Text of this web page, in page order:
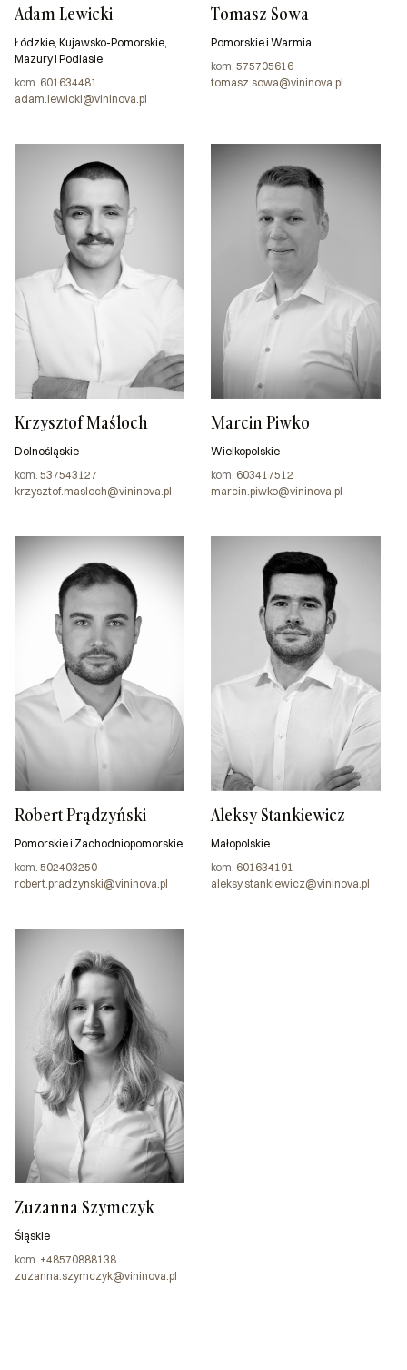
Adam Lewicki
Łódzkie, Kujawsko-Pomorskie,
Mazury i Podlasie
kom. 601634481
adam.lewicki@vininova.pl
Tomasz Sowa
Pomorskie i Warmia
kom. 575705616
tomasz.sowa@vininova.pl
Krzysztof Maśloch
Dolnośląskie
kom. 537543127
krzysztof.masloch@vininova.pl
Marcin Piwko
Wielkopolskie
kom. 603417512
marcin.piwko@vininova.pl
Robert Prądzyński
Pomorskie i Zachodniopomorskie
kom. 502403250
robert.pradzynski@vininova.pl
Aleksy Stankiewicz
Małopolskie
kom. 601634191
aleksy.stankiewicz@vininova.pl
Zuzanna Szymczyk
Śląskie
kom. +48570888138
zuzanna.szymczyk@vininova.pl